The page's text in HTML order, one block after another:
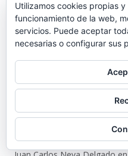
Karl AjoteenLos últimos
basada en el miedo #6.651
José Antonio Cots Rojas en
enseñanza basada en el
Manuel Justo Moralesen
Utilizamos cookies propias
funcionamiento de la web,
servicios. Puede aceptar
necesarias o configurar sus